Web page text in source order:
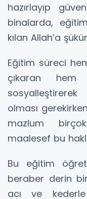
hazırlayıp
binalarda,
kılan Allah’a
Eğitim süreci
çıkaran
olması
mazlum
maalesef bu
Bu eğitim
beraber derin
acı ve kederle